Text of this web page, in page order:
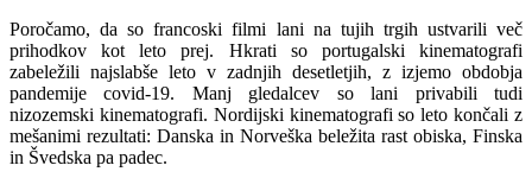
Poročamo, da so francoski filmi lani na tujih trgih ustvarili več
prihodkov kot leto prej. Hkrati so portugalski kinematografi
zabeležili najslabše leto v zadnjih desetletjih, z izjemo obdobja
pandemije covid-19. Manj gledalcev so lani privabili tudi
nizozemski kinematografi. Nordijski kinematografi so leto končali z
mešanimi rezultati: Danska in Norveška beležita rast obiska, Finska
in Švedska pa padec.